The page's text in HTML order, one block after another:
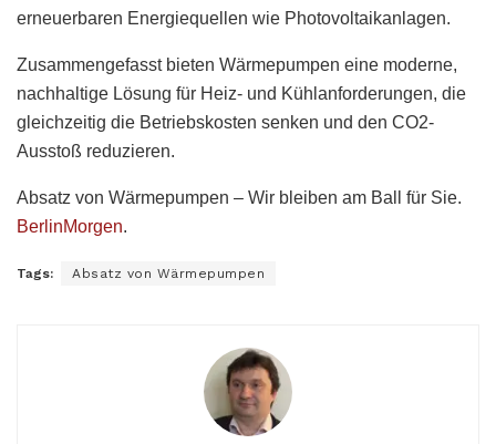
erneuerbaren Energiequellen wie Photovoltaikanlagen.
Zusammengefasst bieten Wärmepumpen eine moderne,
nachhaltige Lösung für Heiz- und Kühlanforderungen, die
gleichzeitig die Betriebskosten senken und den CO2-
Ausstoß reduzieren.
Absatz von Wärmepumpen – Wir bleiben am Ball für Sie.
BerlinMorgen.
Tags: Absatz von Wärmepumpen